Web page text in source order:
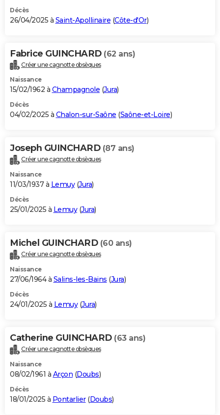
Décès
26/04/2025 à Saint-Apollinaire (Côte-d'Or)
Fabrice GUINCHARD (62 ans)
Créer une cagnotte obsèques
Naissance
15/02/1962 à Champagnole (Jura)
Décès
04/02/2025 à Chalon-sur-Saône (Saône-et-Loire)
Joseph GUINCHARD (87 ans)
Créer une cagnotte obsèques
Naissance
11/03/1937 à Lemuy(Jura)
Décès
25/01/2025 à Lemuy(Jura)
Michel GUINCHARD (60 ans)
Créer une cagnotte obsèques
Naissance
27/06/1964 à Salins-les-Bains (Jura)
Décès
24/01/2025 à Lemuy(Jura)
Catherine GUINCHARD (63 ans)
Créer une cagnotte obsèques
Naissance
08/02/1961 à Arçon (Doubs)
Décès
18/01/2025 à Pontarlier(Doubs)